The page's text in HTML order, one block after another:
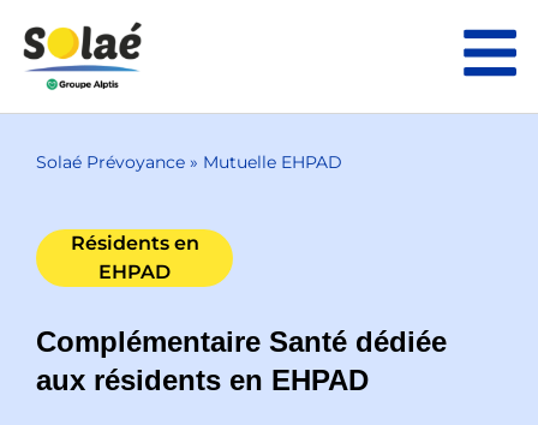
Solaé Prévoyance » Mutuelle EHPAD
Résidents en
EHPAD
Complémentaire Santé dédiée
aux résidents en EHPAD